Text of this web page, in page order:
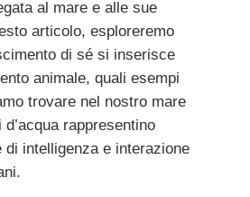
al mare e alle sue
articolo, esploreremo
di sé si inserisce
animale, quali esempi
trovare nel nostro mare
rappresentino
di intelligenza e interazione